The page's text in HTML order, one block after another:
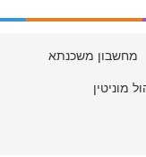
מחשבון משכנתא
מוניטין